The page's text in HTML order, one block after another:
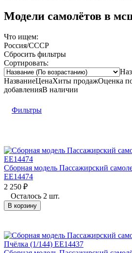
Модели самолётов в
Что ищем:
Россия/СССР
Сбросить фильтры
Сортировать:
НазваниеЦенаХиты продажОценка
добавленияВ наличии
Фильтры
Сборная модель Пассажирский
EE14474
2 250 ₽
Осталось 2 шт.
В корзину